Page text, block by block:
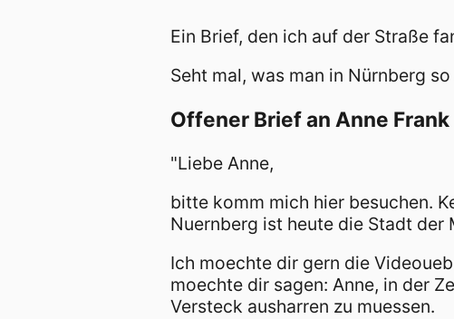
Ein Brief, den ich auf der Straße
Seht mal, was man in Nürnberg
Offener Brief an Anne Frank
"Liebe Anne,
bitte komm mich hier besuchen.
Nuernberg ist heute die Stadt der
Ich moechte dir gern die
moechte dir sagen: Anne, in der
Versteck ausharren zu muessen.